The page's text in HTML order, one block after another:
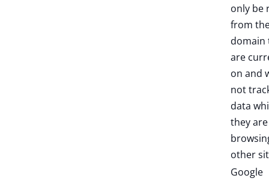
only be
from
domain
are
on and
not
data
they are
other
Google